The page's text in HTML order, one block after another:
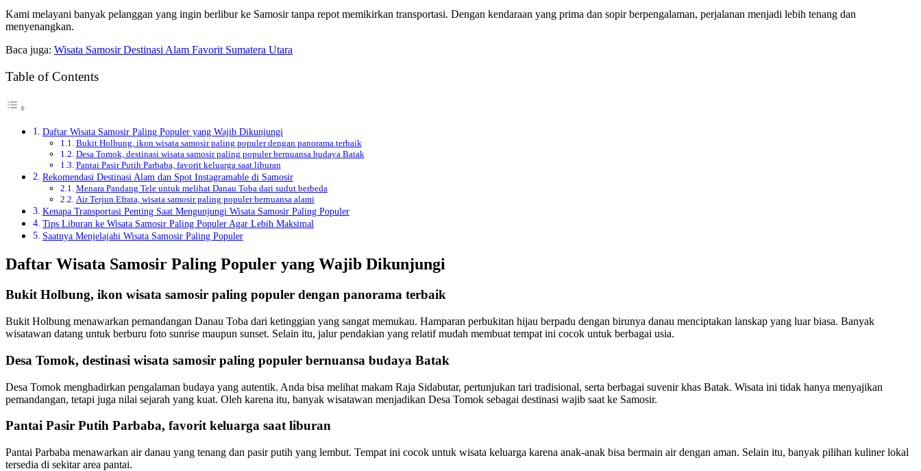
Kami melayani banyak pelanggan yang ingin berlibur ke Samosir tanpa repot memikirkan transportasi. Dengan kendaraan yang prima dan sopir berpengalaman, perjalanan menjadi lebih tenang dan
menyenangkan.
Baca juga: Wisata Samosir Destinasi Alam Favorit Sumatera Utara
Table of Contents
Daftar Wisata Samosir Paling Populer yang Wajib Dikunjungi
Bukit Holbung, ikon wisata samosir paling populer dengan panorama terbaik
Desa Tomok, destinasi wisata samosir paling populer bernuansa budaya Batak
Pantai Pasir Putih Parbaba, favorit keluarga saat liburan
Rekomendasi Destinasi Alam dan Spot Instagramable di Samosir
Menara Pandang Tele untuk melihat Danau Toba dari sudut berbeda
Air Terjun Efrata, wisata samosir paling populer bernuansa alami
Kenapa Transportasi Penting Saat Mengunjungi Wisata Samosir Paling Populer
Tips Liburan ke Wisata Samosir Paling Populer Agar Lebih Maksimal
Saatnya Menjelajahi Wisata Samosir Paling Populer
Daftar Wisata Samosir Paling Populer yang Wajib Dikunjungi
Bukit Holbung, ikon wisata samosir paling populer dengan panorama terbaik
Bukit Holbung menawarkan pemandangan Danau Toba dari ketinggian yang sangat memukau. Hamparan perbukitan hijau berpadu dengan birunya danau menciptakan lanskap yang luar biasa. Banyak
wisatawan datang untuk berburu foto sunrise maupun sunset. Selain itu, jalur pendakian yang relatif mudah membuat tempat ini cocok untuk berbagai usia.
Desa Tomok, destinasi wisata samosir paling populer bernuansa budaya Batak
Desa Tomok menghadirkan pengalaman budaya yang autentik. Anda bisa melihat makam Raja Sidabutar, pertunjukan tari tradisional, serta berbagai suvenir khas Batak. Wisata ini tidak hanya menyajikan
pemandangan, tetapi juga nilai sejarah yang kuat. Oleh karena itu, banyak wisatawan menjadikan Desa Tomok sebagai destinasi wajib saat ke Samosir.
Pantai Pasir Putih Parbaba, favorit keluarga saat liburan
Pantai Parbaba menawarkan air danau yang tenang dan pasir putih yang lembut. Tempat ini cocok untuk wisata keluarga karena anak-anak bisa bermain air dengan aman. Selain itu, banyak pilihan kuliner lokal
tersedia di sekitar area pantai.